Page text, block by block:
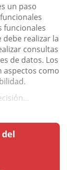
un paso
funcionales
debe realizar la
consultas
de datos. Los
aspectos como